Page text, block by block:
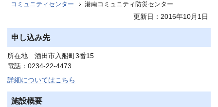
コミュニティセンター
港南コミュニティ防災センター
更新日：2016年10月1日
申し込み先
所在地 酒田市入船町3番15
電話：0234-22-4473
詳細についてはこちら
施設概要